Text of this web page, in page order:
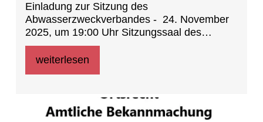
Einladung zur Sitzung des
Abwasserzweckverbandes - 24. November
2025, um 19:00 Uhr Sitzungssaal des
Rathauses Nufringen
weiterlesen